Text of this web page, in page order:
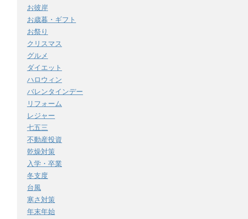
お彼岸
お歳暮・ギフト
お祭り
クリスマス
グルメ
ダイエット
ハロウィン
バレンタインデー
リフォーム
レジャー
七五三
不動産投資
乾燥対策
入学・卒業
冬支度
台風
寒さ対策
年末年始